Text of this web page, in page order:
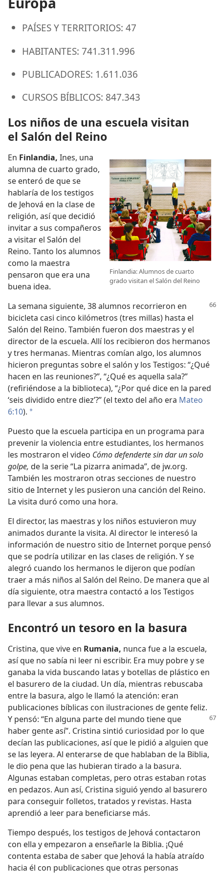
PAÍSES Y TERRITORIOS: 47
HABITANTES: 741.311.996
PUBLICADORES: 1.611.036
CURSOS BÍBLICOS: 847.343
Los niños de una escuela visitan
el Salón del Reino
Finlandia: Alumnos de cuarto
grado visitan el Salón del Reino
En Finlandia, Ines, una
alumna de cuarto grado,
se enteró de que se
hablaría de los testigos
de Jehová en la clase de
religión, así que decidió
invitar a sus compañeros
a visitar el Salón del
Reino. Tanto los alumnos
como la maestra
pensaron que era una
buena idea.
La semana siguiente, 38 alumnos recorrieron en
bicicleta casi cinco kilómetros (tres millas) hasta el
Salón del Reino. También fueron dos maestras y el
director de la escuela. Allí los recibieron dos hermanos
y tres hermanas. Mientras comían algo, los alumnos
hicieron preguntas sobre el salón y los Testigos: “¿Qué
hacen en las reuniones?”, “¿Qué es aquella sala?”
(refiriéndose a la biblioteca), “¿Por qué dice en la pared
‘seis dividido entre diez’?” (el texto del año era Mateo
6:10). a
Puesto que la escuela participa en un programa para
prevenir la violencia entre estudiantes, los hermanos
les mostraron el video Cómo defenderte sin dar un solo
golpe, de la serie “La pizarra animada”, de jw.org.
También les mostraron otras secciones de nuestro
sitio de Internet y les pusieron una canción del Reino.
La visita duró como una hora.
El director, las maestras y los niños estuvieron muy
animados durante la visita. Al director le interesó la
información de nuestro sitio de Internet porque pensó
que se podría utilizar en las clases de religión. Y se
alegró cuando los hermanos le dijeron que podían
traer a más niños al Salón del Reino. De manera que al
día siguiente, otra maestra contactó a los Testigos
para llevar a sus alumnos.
Encontró un tesoro en la basura
Cristina, que vive en Rumania, nunca fue a la escuela,
así que no sabía ni leer ni escribir. Era muy pobre y se
ganaba la vida buscando latas y botellas de plástico en
el basurero de la ciudad. Un día, mientras rebuscaba
entre la basura, algo le llamó la atención: eran
publicaciones bíblicas con ilustraciones de gente feliz.
Y pensó: “En alguna parte del mundo tiene que
haber gente así”. Cristina sintió curiosidad por lo que
decían las publicaciones, así que le pidió a alguien que
se las leyera. Al enterarse de que hablaban de la Biblia,
le dio pena que las hubieran tirado a la basura.
Algunas estaban completas, pero otras estaban rotas
en pedazos. Aun así, Cristina siguió yendo al basurero
para conseguir folletos, tratados y revistas. Hasta
aprendió a leer para beneficiarse más.
Tiempo después, los testigos de Jehová contactaron
con ella y empezaron a enseñarle la Biblia. ¡Qué
contenta estaba de saber que Jehová la había atraído
hacia él con publicaciones que otras personas